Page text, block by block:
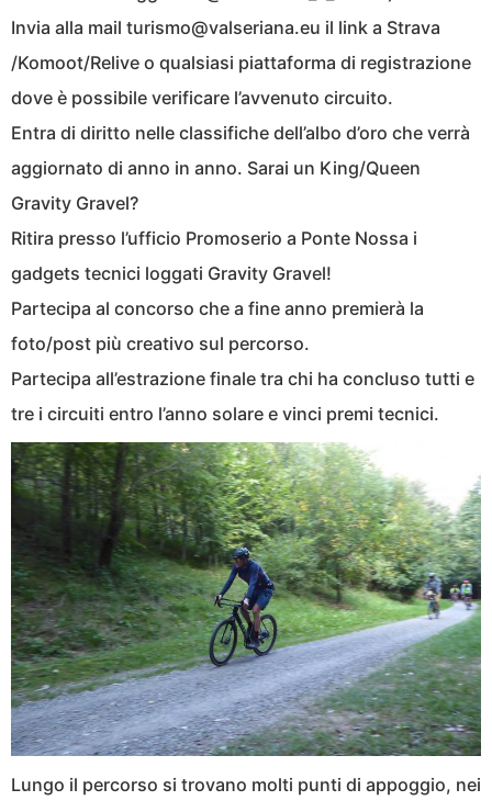
Invia alla mail turismo@valseriana.eu il link a Strava
/Komoot/Relive o qualsiasi piattaforma di registrazione
dove è possibile verificare l’avvenuto circuito.
Entra di diritto nelle classifiche dell’albo d’oro che verrà
aggiornato di anno in anno. Sarai un King/Queen
Gravity Gravel?
Ritira presso l’ufficio Promoserio a Ponte Nossa i
gadgets tecnici loggati Gravity Gravel!
Partecipa al concorso che a fine anno premierà la
foto/post più creativo sul percorso.
Partecipa all’estrazione finale tra chi ha concluso tutti e
tre i circuiti entro l’anno solare e vinci premi tecnici.
Lungo il percorso si trovano molti punti di appoggio, nei